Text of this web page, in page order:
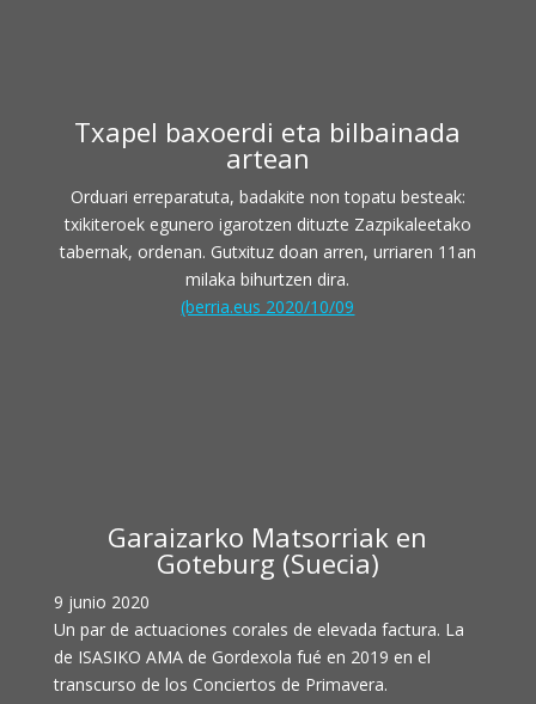
Txapel baxoerdi eta bilbainada
artean
Orduari erreparatuta, badakite non topatu besteak:
txikiteroek egunero igarotzen dituzte Zazpikaleetako
tabernak, ordenan. Gutxituz doan arren, urriaren 11an
milaka bihurtzen dira.
(berria.eus 2020/10/09
Garaizarko Matsorriak en
Goteburg (Suecia)
9 junio 2020
Un par de actuaciones corales de elevada factura. La
de ISASIKO AMA de Gordexola fué en 2019 en el
transcurso de los Conciertos de Primavera.